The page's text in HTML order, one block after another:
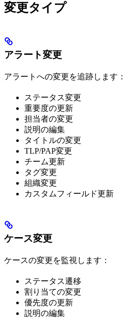
変更タイプ
アラート変更
アラートへの変更を追跡します：
ステータス変更
重要度の更新
担当者の変更
説明の編集
タイトルの変更
TLP/PAP変更
チーム更新
タグ変更
組織変更
カスタムフィールド更新
ケース変更
ケースの変更を監視します：
ステータス遷移
割り当ての変更
優先度の更新
説明の編集